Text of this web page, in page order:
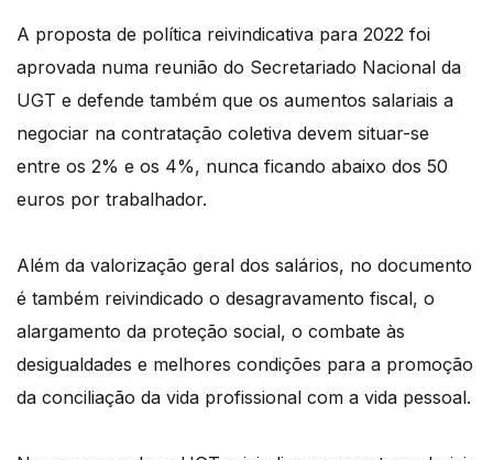
A proposta de política reivindicativa para 2022 foi
aprovada numa reunião do Secretariado Nacional da
UGT e defende também que os aumentos salariais a
negociar na contratação coletiva devem situar-se
entre os 2% e os 4%, nunca ficando abaixo dos 50
euros por trabalhador.
Além da valorização geral dos salários, no documento
é também reivindicado o desagravamento fiscal, o
alargamento da proteção social, o combate às
desigualdades e melhores condições para a promoção
da conciliação da vida profissional com a vida pessoal.